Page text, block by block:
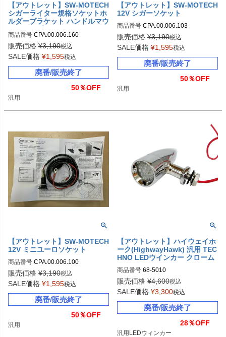
【アウトレット】SW-MOTECH
シガーライター規格ソケットホ
ルダーブラケット ハンドルマウ
ントタイプ
商品番号 CPA.00.006.160
sw_CPA_00_006_160
販売価格 ¥3,190税込
SALE価格 ¥1,595税込
廃番/販売終了
50％OFF
汎用
【アウトレット】SW-MOTECH
12V シガーソケット
商品番号 CPA.00.006.103
sw_CPA_00_006_103
販売価格 ¥3,190税込
SALE価格 ¥1,595税込
廃番/販売終了
50％OFF
汎用
【アウトレット】SW-MOTECH
12V ミニユーロソケット
商品番号 CPA.00.006.100
sw_CPA_00_006_100
販売価格 ¥3,190税込
SALE価格 ¥1,595税込
廃番/販売終了
50％OFF
汎用
【アウトレット】ハイウェイホ
ーク(HighwayHawk) 汎用 TEC
HNO LEDウインカー クローム
商品番号 68-5010
販売価格 ¥4,600税込
SALE価格 ¥3,300税込
廃番/販売終了
28％OFF
汎用LEDウィンカー